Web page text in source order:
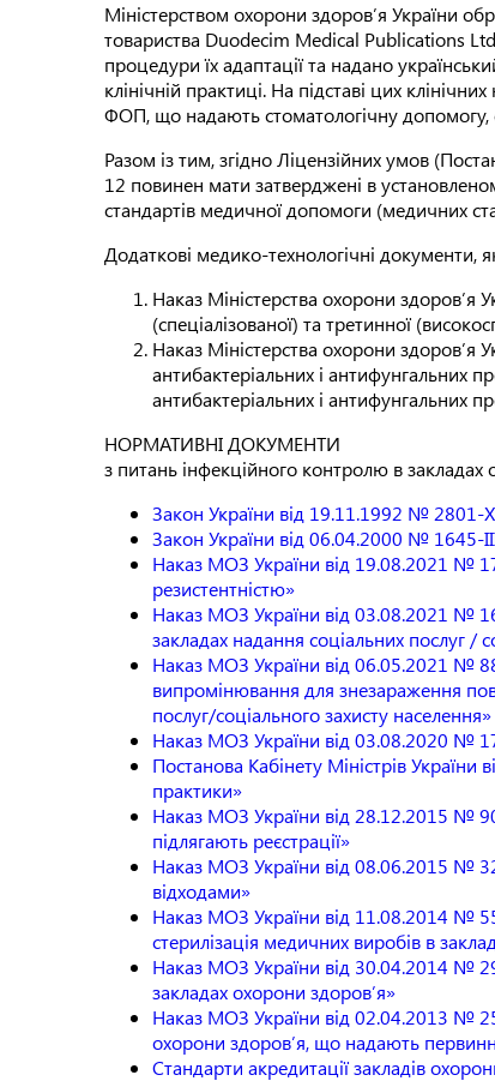
Міністерством охорони здоров’я України
товариства Duodecim Medical Publications Ltd
процедури їх адаптації та надано
клінічній практиці. На підставі цих
ФОП, що надають стоматологічну допомогу,
Разом із тим, згідно Ліцензійних умов
12 повинен мати затверджені в
стандартів медичної допомоги (медичних
Додаткові медико-технологічні документи,
Наказ Міністерства охорони здоров’я
(спеціалізованої) та третинної
Наказ Міністерства охорони
антибактеріальних і антифунгальних
антибактеріальних і антифунгальних
НОРМАТИВНІ ДОКУМЕНТИ
з питань інфекційного контролю в закладах
Закон України від 19.11.1992 № 2801-
Закон України від 06.04.2000 № 1645-
Наказ МОЗ України від 19.08.2021 №
резистентністю»
Наказ МОЗ України від 03.08.2021 №
закладах надання соціальних послуг /
Наказ МОЗ України від 06.05.2021 №
випромінювання для знезараження
послуг/соціального захисту населення»
Наказ МОЗ України від 03.08.2020 №
Постанова Кабінету Міністрів
практики»
Наказ МОЗ України від 28.12.2015 №
підлягають реєстрації»
Наказ МОЗ України від 08.06.2015 №
відходами»
Наказ МОЗ України від 11.08.2014 №
стерилізація медичних виробів в
Наказ МОЗ України від 30.04.2014 №
закладах охорони здоров’я»
Наказ МОЗ України від 02.04.2013 №
охорони здоров’я, що надають
Стандарти акредитації закладів